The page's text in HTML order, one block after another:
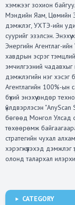
хэмжээг зохион
Мэндийн Яам, Цөмийн
дэмжлэг, УХТЭ-ийн
суурийг эзэлсэн.
Энергийн Агентлаг-
хавдрын эсрэг
эмчилгээний чадавхыг
дэмжлэгийн нэг
Агентлагийн 100%-ын
бүхий энэхүү өндөр
үйлдвэрлэсэн
бөгөөд Монгол Улсад
төхөөрөмж
стратегийн чухал
хэрэгжүүлэхэд дэмжлэг
олонд талархал
CATEGORY